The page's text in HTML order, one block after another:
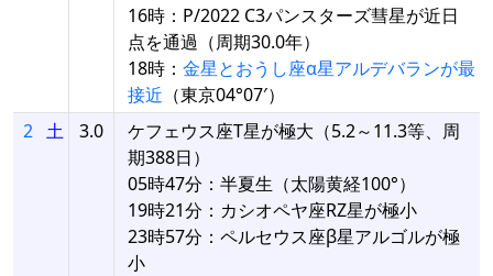
16時：P/2022 C3パンスターズ彗星が近日
点を通過（周期30.0年）
18時： 金星とおうし座α星アルデバランが最
接近 （東京04°07′）
2 土 3.0
ケフェウス座T星が極大（5.2～11.3等、周
期388日）
05時47分：半夏生（太陽黄経100°）
19時21分：カシオペヤ座RZ星が極小
23時57分：ペルセウス座β星アルゴルが極
小